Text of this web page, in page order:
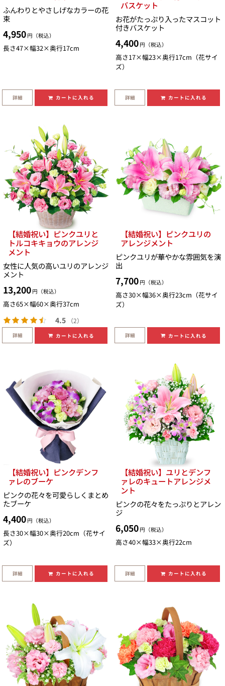
ふんわりとやさしげなカラーの花
束
4,950 円（税込）
長さ47×幅32×奥行17cm
詳細 カートに入れる
バスケット
お花がたっぷり入ったマスコット
付きバスケット
4,400 円（税込）
高さ17×幅23×奥行17cm（花サイ
ズ）
詳細 カートに入れる
【結婚祝い】ピンクユリと
トルコキキョウのアレンジ
メント
女性に人気の高いユリのアレンジ
メント
13,200 円（税込）
高さ65×幅60×奥行37cm
4.5 （2）
詳細 カートに入れる
【結婚祝い】ピンクユリの
アレンジメント
ピンクユリが華やかな雰囲気を演
出
7,700 円（税込）
高さ30×幅36×奥行23cm（花サイ
ズ）
詳細 カートに入れる
【結婚祝い】ピンクデンフ
ァレのブーケ
ピンクの花々を可愛らしくまとめ
たブーケ
4,400 円（税込）
長さ30×幅30×奥行20cm（花サイ
ズ）
詳細 カートに入れる
【結婚祝い】ユリとデンフ
ァレのキュートアレンジメ
ント
ピンクの花々をたっぷりとアレン
ジ
6,050 円（税込）
高さ40×幅33×奥行22cm
詳細 カートに入れる